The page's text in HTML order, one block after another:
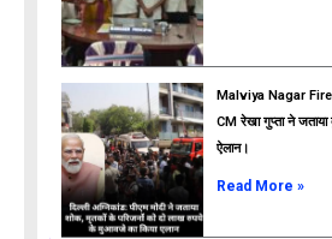
Malviya Nagar
CM रेखा गुप्ता ने
ऐलान।
Read More »